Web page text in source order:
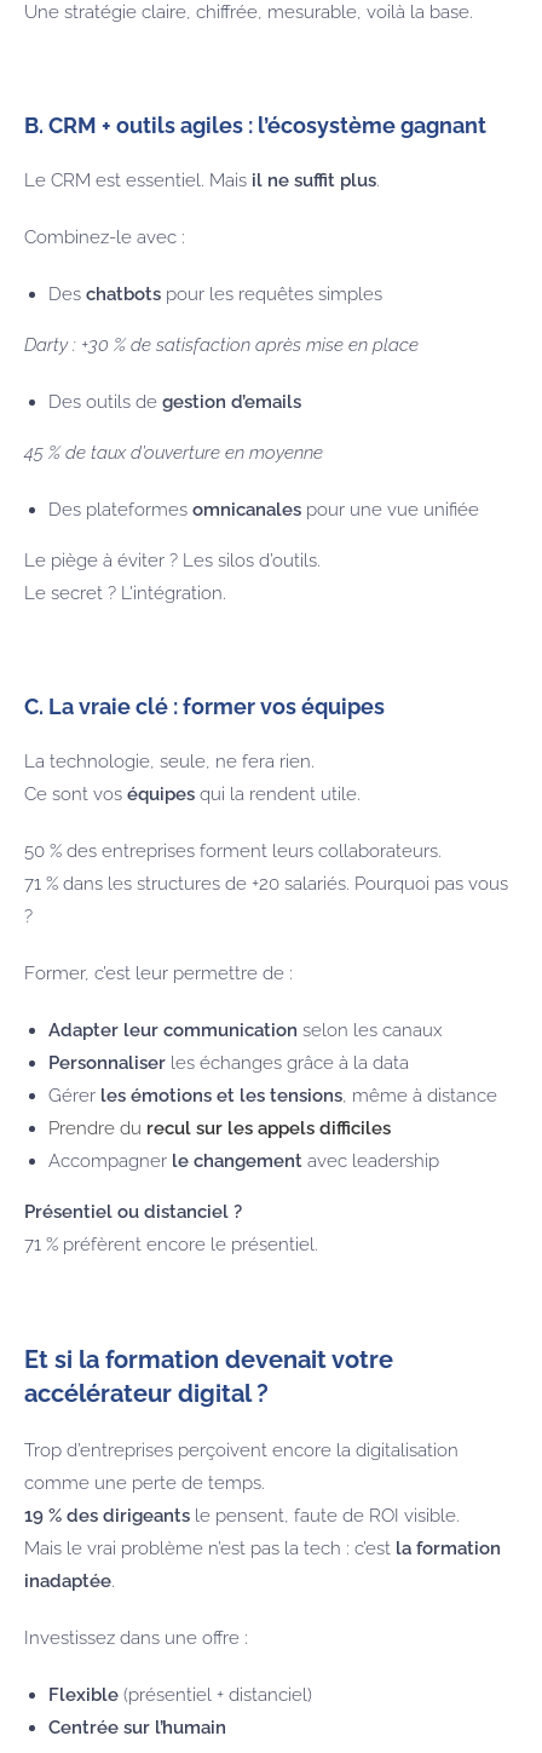
Une stratégie claire, chiffrée, mesurable, voilà la base.
B. CRM + outils agiles : l’écosystème gagnant
Le CRM est essentiel. Mais il ne suffit plus.
Combinez-le avec :
Des chatbots pour les requêtes simples
Darty : +30 % de satisfaction après mise en place
Des outils de gestion d’emails
45 % de taux d’ouverture en moyenne
Des plateformes omnicanales pour une vue unifiée
Le piège à éviter ? Les silos d’outils.
Le secret ? L’intégration.
C. La vraie clé : former vos équipes
La technologie, seule, ne fera rien.
Ce sont vos équipes qui la rendent utile.
50 % des entreprises forment leurs collaborateurs.
71 % dans les structures de +20 salariés. Pourquoi pas vous
?
Former, c’est leur permettre de :
Adapter leur communication selon les canaux
Personnaliser les échanges grâce à la data
Gérer les émotions et les tensions, même à distance
Prendre du recul sur les appels difficiles
Accompagner le changement avec leadership
Présentiel ou distanciel ?
71 % préfèrent encore le présentiel.
Et si la formation devenait votre
accélérateur digital ?
Trop d’entreprises perçoivent encore la digitalisation
comme une perte de temps.
19 % des dirigeants le pensent, faute de ROI visible.
Mais le vrai problème n’est pas la tech : c’est la formation
inadaptée.
Investissez dans une offre :
Flexible (présentiel + distanciel)
Centrée sur l’humain